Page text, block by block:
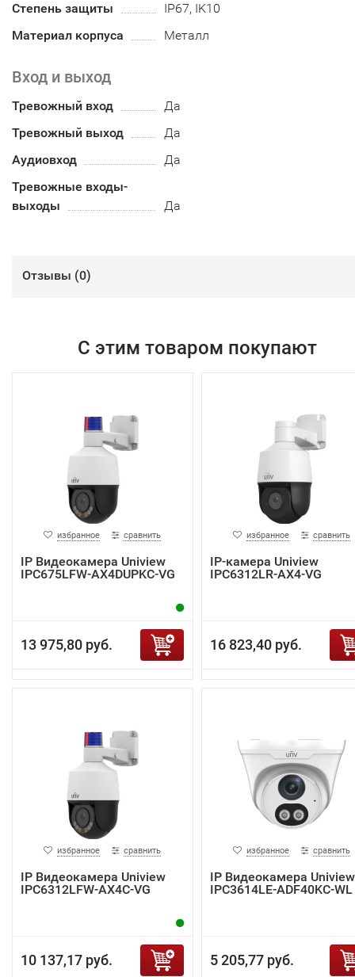
Степень защиты
IP67, IK10
Материал корпуса
Металл
Вход и выход
Тревожный вход
Да
Тревожный выход
Да
Аудиовход
Да
Тревожные входы-
выходы
Да
Отзывы (0)
С этим товаром покупают
избранное сравнить
IP Видеокамера Uniview
IPC675LFW-AX4DUPKC-VG
13 975,80 руб.
избранное сравнить
IP-камера Uniview
IPC6312LR-AX4-VG
16 823,40 руб.
избранное сравнить
IP Видеокамера Uniview
IPC6312LFW-AX4C-VG
10 137,17 руб.
избранное сравнить
IP Видеокамера Uniview
IPC3614LE-ADF40KC-WL
5 205,77 руб.